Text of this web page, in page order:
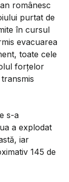
românesc
purtat de
în cursul
evacuarea
toate cele
forțelor
s-a
a explodat
iar
145 de